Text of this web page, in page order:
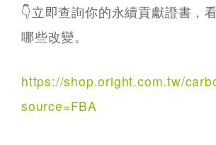
👇立即查詢你的永續貢獻證書，
哪些改變。
https://shop.oright.com.tw/
source=FBA